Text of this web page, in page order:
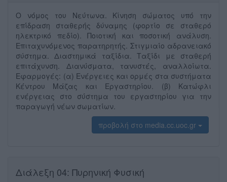
Ο νό́μος του Νεύ́τωνα. Κίνηση σώ́ματος υπό́ την
επί́δραση σταθερή́ς δύναμης (φορτί́ο σε σταθερό
ηλεκτρικό πεδί́ο). Ποιοτική́ και ποσοτική́ ανά́λυση.
Επιταχυνό́μενος παρατηρητή́ς. Στιγμιαί́ο αδρανειακό́
σύστημα. Διαστημικά́ ταξί́δια. Ταξί́δι με σταθερή́
επιτά́χυνση. Διανύ́σματα, τανυστέ́ς, αναλλοί́ωτα.
Εφαρμογέ́ς: (α) Ενέ́ργειες και ορμές στα συστήματα
Κέ́ντρου Μάζας και Εργαστηρί́ου. (β) Κατώ́φλι
ενέ́ργειας στο σύ́στημα του εργαστηρί́ου για την
παραγωγή́ νέ́ων σωματί́ων.
προβολή στο media.cc.uoc.gr
Διάλεξη 04: Πυρηνική Φυσική